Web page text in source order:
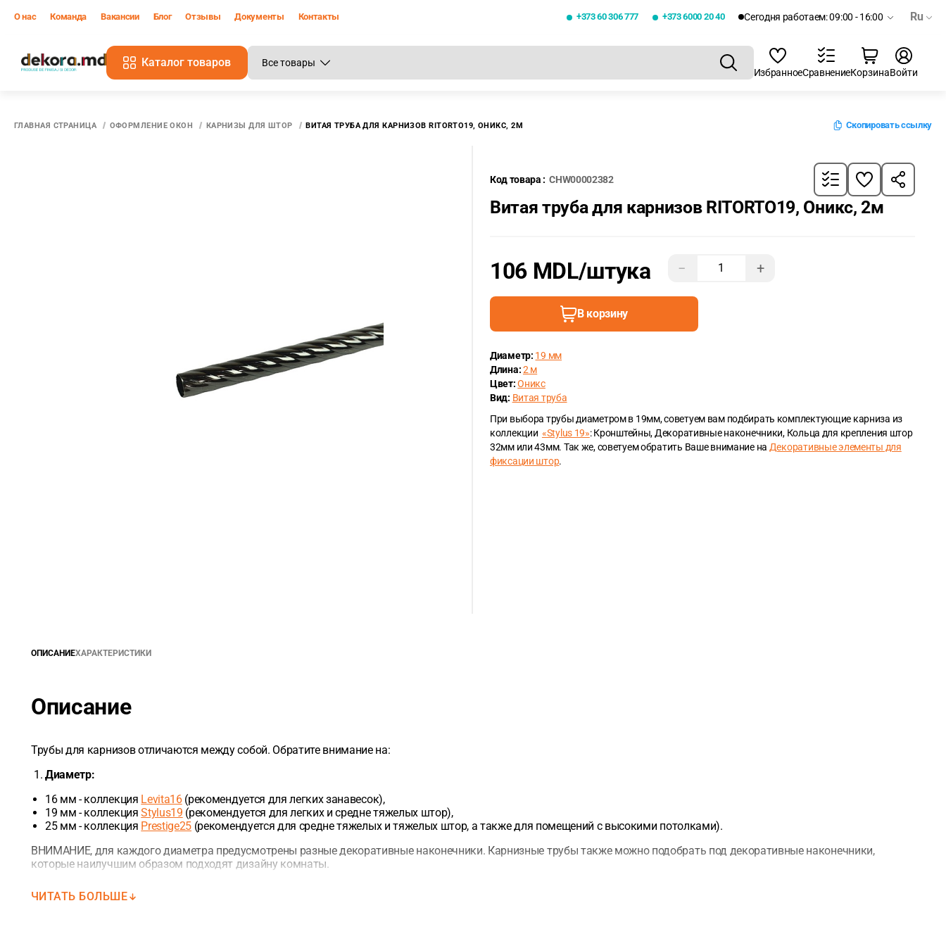
О нас Команда Вакансии Блог Отзывы Документы Контакты +373 60 306 777 +373 6000 20 40 Сегодня работаем: 09:00 - 16:00 Ru
Каталог товаров
ИзбранноеСравнениеКорзинаВойти
ГЛАВНАЯ СТРАНИЦА ОФОРМЛЕНИЕ ОКОН КАРНИЗЫ ДЛЯ ШТОР ВИТАЯ ТРУБА ДЛЯ КАРНИЗОВ RITORTO19, ОНИКС, 2М Скопировать ссылку
Код товара : CHW00002382
Витая труба для карнизов RITORTO19, Оникс, 2м
106 MDL/штука − +
В корзину
Диаметр: 19 мм
Длина:2 м
Цвет:Оникс
Вид: Витая труба
При выбора трубы диаметром в 19мм, советуем вам подбирать комплектующие карниза из
коллекции «Stylus 19»: Кронштейны, Декоративные наконечники, Кольца для крепления штор
32мм или 43мм. Так же, советуем обратить Ваше внимание на Декоративные элементы для
фиксации штор.
ОПИСАНИЕХАРАКТЕРИСТИКИ
Описание
Трубы для карнизов отличаются между собой. Обратите внимание на:
Диаметр:
16 мм - коллекция Levita16(рекомендуется для легких занавесок),
19 мм - коллекцияStylus19 (рекомендуется для легких и средне тяжелых штор),
25 мм - коллекция Prestige25 (рекомендуется для средне тяжелых и тяжелых штор, а также для помещений с высокими потолками).
ВНИМАНИЕ, для каждого диаметра предусмотрены разные декоративные наконечники. Карнизные трубы также можно подобрать под декоративные наконечники,
которые наилучшим образом подходят дизайну комнаты.
Длина:
ЧИТАТЬ БОЛЬШЕ